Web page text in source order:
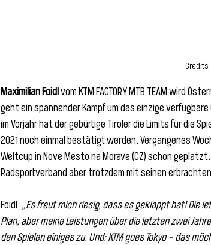
Credits:
Maximilian Foidl vom KTM FACTORY MTB TEAM wird
geht ein spannender Kampf um das einzige
im Vorjahr hat der gebürtige Tiroler die Limits für die
2021 noch einmal bestätigt werden. Vergangenes
Weltcup in Nove Mesto na Morave (CZ) schon
Radsportverband aber trotzdem mit seinen
Foidl: „Es freut mich riesig, dass es geklappt hat! Die
Plan, aber meine Leistungen über die letzten zwei
den Spielen einiges zu. Und: KTM goes Tokyo – das